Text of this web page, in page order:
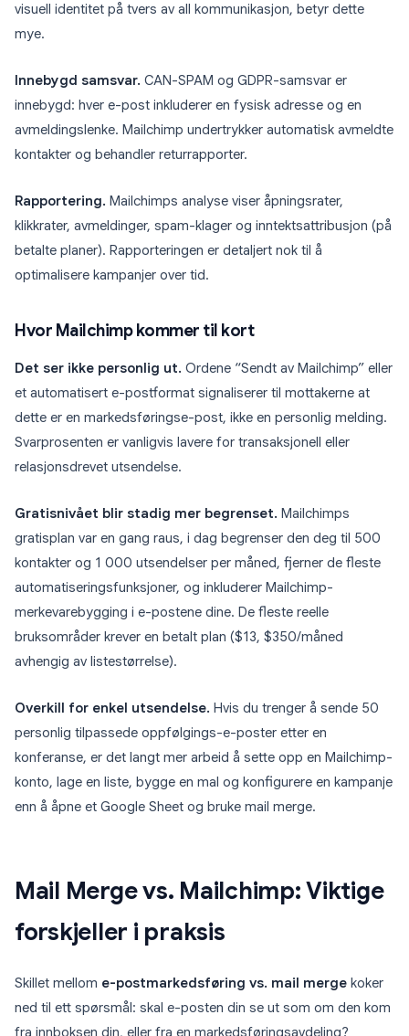
visuell identitet på tvers av all kommunikasjon, betyr dette
mye.
Innebygd samsvar. CAN-SPAM og GDPR-samsvar er
innebygd: hver e-post inkluderer en fysisk adresse og en
avmeldingslenke. Mailchimp undertrykker automatisk avmeldte
kontakter og behandler returrapporter.
Rapportering. Mailchimps analyse viser åpningsrater,
klikkrater, avmeldinger, spam-klager og inntektsattribusjon (på
betalte planer). Rapporteringen er detaljert nok til å
optimalisere kampanjer over tid.
Hvor Mailchimp kommer til kort
Det ser ikke personlig ut. Ordene “Sendt av Mailchimp” eller
et automatisert e-postformat signaliserer til mottakerne at
dette er en markedsføringse-post, ikke en personlig melding.
Svarprosenten er vanligvis lavere for transaksjonell eller
relasjonsdrevet utsendelse.
Gratisnivået blir stadig mer begrenset. Mailchimps
gratisplan var en gang raus, i dag begrenser den deg til 500
kontakter og 1 000 utsendelser per måned, fjerner de fleste
automatiseringsfunksjoner, og inkluderer Mailchimp-
merkevarebygging i e-postene dine. De fleste reelle
bruksområder krever en betalt plan ($13, $350/måned
avhengig av listestørrelse).
Overkill for enkel utsendelse. Hvis du trenger å sende 50
personlig tilpassede oppfølgings-e-poster etter en
konferanse, er det langt mer arbeid å sette opp en Mailchimp-
konto, lage en liste, bygge en mal og konfigurere en kampanje
enn å åpne et Google Sheet og bruke mail merge.
Mail Merge vs. Mailchimp: Viktige
forskjeller i praksis
Skillet mellom e-postmarkedsføring vs. mail merge koker
ned til ett spørsmål: skal e-posten din se ut som om den kom
fra innboksen din, eller fra en markedsføringsavdeling?